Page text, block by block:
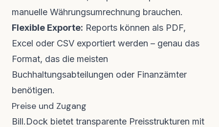
manuelle Währungsumrechnung brauchen.
Flexible Exporte: Reports können als PDF,
Excel oder CSV exportiert werden – genau das
Format, das die meisten
Buchhaltungsabteilungen oder Finanzämter
benötigen.
Preise und Zugang
Bill.Dock bietet transparente Preisstrukturen mit